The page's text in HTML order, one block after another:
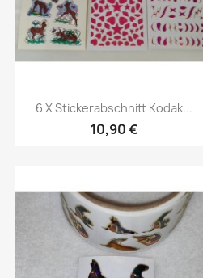
6 X Stickerabschnitt Kodak...
10,90 €